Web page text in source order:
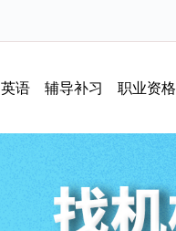
英语 辅导补习 职业资格